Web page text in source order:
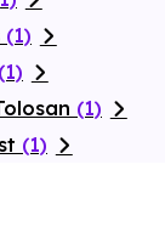
(1)
(1)
(1)
(1)